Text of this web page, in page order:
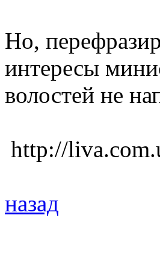
Но,
интересы
волостей не
http://
назад